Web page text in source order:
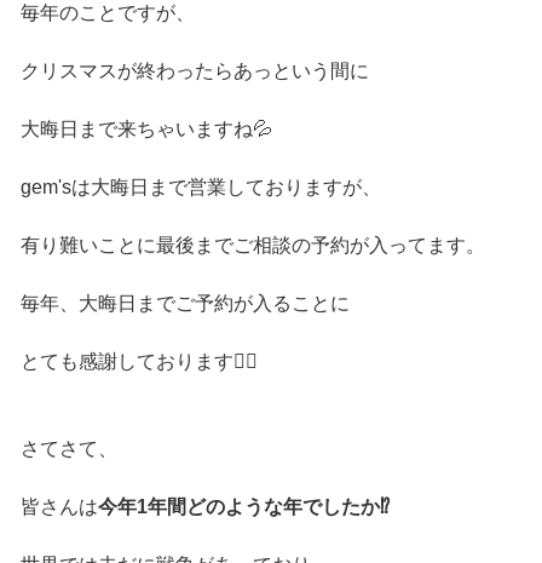
毎年のことですが、
クリスマスが終わったらあっという間に
大晦日まで来ちゃいますね💦
gem'sは大晦日まで営業しておりますが、
有り難いことに最後までご相談の予約が入ってます。
毎年、大晦日までご予約が入ることに
とても感謝しております🙇‍♂️
さてさて、
皆さんは今年1年間どのような年でしたか⁉️